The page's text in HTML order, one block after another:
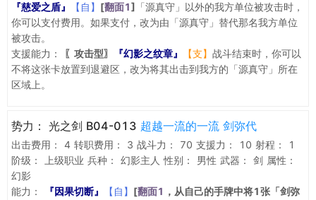
『慈爱之盾』
【自】 [翻面1] 「源真守」以外的我方单位被攻击时，
你可以支付费用。如果支付，改为由「源真守」替代那名我方单位
被攻击。
支援能力：
〖攻击型〗 『幻影之纹章』 【支】 战斗结束时，你可以
不将这张卡放置到退避区，改为将其出击到我方的「源真守」所在
区域上。
势力： 光之剑 B04-013 超越一流的一流 剑弥代
出击费用： 4 转职费用： 3 战斗力： 70 支援力： 10 射程：
1
阶级：
上级职业 兵种： 幻影主人 性别： 男性 武器： 剑 属性：
幻影
能力：
『因果切断』 【自】 [翻面1 ，从自己的手牌中将1张「剑弥